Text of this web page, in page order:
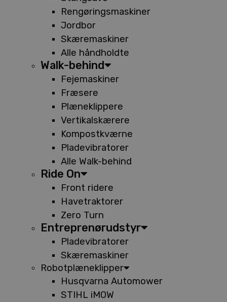
Rengøringsmaskiner
Jordbor
Skæremaskiner
Alle håndholdte
Walk-behind
Fejemaskiner
Fræsere
Plæneklippere
Vertikalskærere
Kompostkværne
Pladevibratorer
Alle Walk-behind
Ride On
Front ridere
Havetraktorer
Zero Turn
Entreprenørudstyr
Pladevibratorer
Skæremaskiner
Robotplæneklipper
Husqvarna Automower
STIHL iMOW